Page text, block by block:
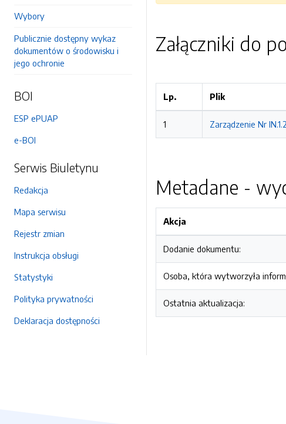
Wybory
Publicznie dostępny wykaz
dokumentów o środowisku i
jego ochronie
BOI
ESP ePUAP
e-BOI
Serwis Biuletynu
Redakcja
Mapa serwisu
Rejestr zmian
Instrukcja obsługi
Statystyki
Polityka prywatności
Deklaracja dostępności
Załączniki do
Lp. Plik
1 Zarządzenie Nr
Metadane -
Akcja
Dodanie dokumentu:
Osoba, która wytworzyła
Ostatnia aktualizacja: